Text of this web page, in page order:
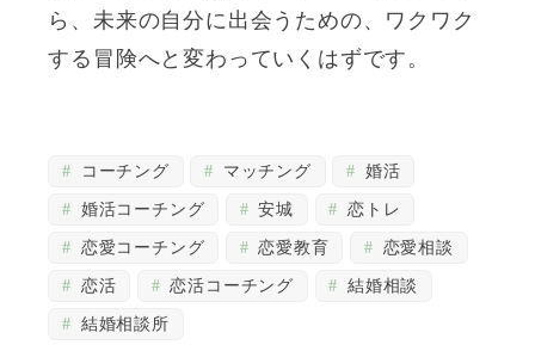
ら、未来の自分に出会うための、ワクワク
する冒険へと変わっていくはずです。
コーチング マッチング
婚活
婚活コーチング
安城
恋トレ
恋愛コーチング
恋愛教育
恋愛相談
恋活
恋活コーチング
結婚相談
結婚相談所